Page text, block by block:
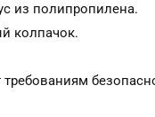
из полипропилена.
колпачок.
требованиям